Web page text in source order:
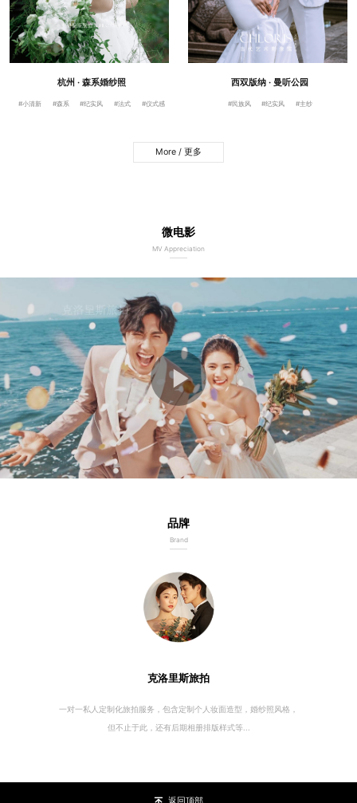
杭州 · 森系婚纱照
#小清新 #森系 #纪实风 #法式 #仪式感
西双版纳 · 曼听公园
#民族风 #纪实风 #主纱
More / 更多
微电影
MV Appreciation
品牌
Brand
克洛里斯旅拍
一对一私人定制化旅拍服务，包含定制个人妆面造型，婚纱照风格，
但不止于此，还有后期相册排版样式等...
返回顶部